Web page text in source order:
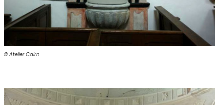
© Atelier Cairn